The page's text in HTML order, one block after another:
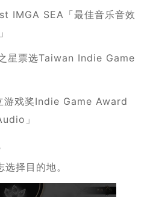
IMGA SEA「最佳音乐音效
星票选Taiwan Indie Game
游戏奖Indie Game Award
」
择目的地。